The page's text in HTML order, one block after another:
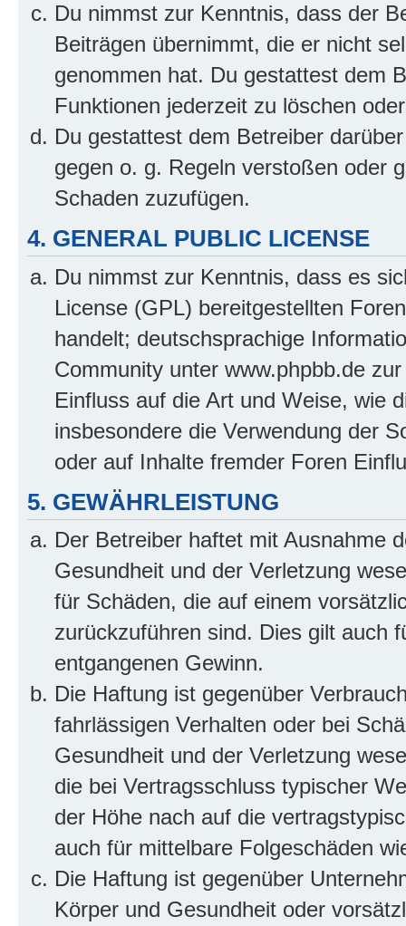
Du nimmst zur Kenntnis, dass der
Beiträgen übernimmt, die er nicht
genommen hat. Du gestattest dem
Funktionen jederzeit zu löschen
Du gestattest dem Betreiber
gegen o. g. Regeln verstoßen oder
Schaden zuzufügen.
4. GENERAL PUBLIC LICENSE
Du nimmst zur Kenntnis, dass es
License (GPL) bereitgestellten
handelt; deutschsprachige
Community unter www.phpbb.de
Einfluss auf die Art und Weise, wie
insbesondere die Verwendung der
oder auf Inhalte fremder Foren
5. GEWÄHRLEISTUNG
Der Betreiber haftet mit Ausnahme
Gesundheit und der Verletzung
für Schäden, die auf einem
zurückzuführen sind. Dies gilt auch
entgangenen Gewinn.
Die Haftung ist gegenüber
fahrlässigen Verhalten oder bei
Gesundheit und der Verletzung
die bei Vertragsschluss typischer
der Höhe nach auf die
auch für mittelbare Folgeschäden
Die Haftung ist gegenüber
Körper und Gesundheit oder